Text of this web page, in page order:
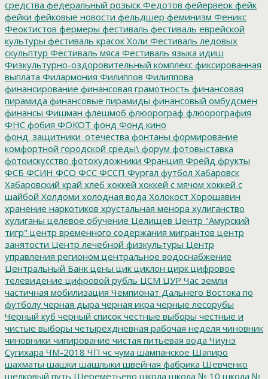
средства федеральный розыск Федотов фейерверк фейк
фейки фейковые новости фельдшер феминизм Феникс
Феоктистов фермеры фестиваль фестиваль еврейской
культуры фестиваль красок Холи Фестиваль ледовых
скульптур Фестиваль мяса Фестиваль языка идиш
Физкультурно-оздоровительный комплекс фиксированная
выплата Филармония Филиппов Филиппова
финансирование финансовая грамотность финансовая
пирамида финансовые пирамиды финансовый омбудсмен
финансы Фишман флешмоб флюорограф флюорография
ФНС фобия ФОКОТ фонд Фонд кино
фонд_защитники_отечества фонтаны формирование
комфортной городской среды\ форум фотовыставка
фотоискусство фотохудожники Франция Фрейд фрукты
ФСБ ФСИН ФСО ФСС ФССП Фургал футбол Хабаровск
Хабаровский край хлеб хоккей хоккей с мячом хоккей с
шайбой Холдоми холодная вода Холокост Хорошавин
хранение наркотиков хрустальная менора хулиганство
хулиганы целевое обучение Целищев Центр "Амурский
тигр" центр временного содержания мигрантов центр
занятости Центр лечебной физкультуры Центр
управления регионом центральное водоснабжение
Центральный Банк цены цик циклон цирк цифровое
телевидение цифровой рубль ЦСМ ЦУР Час земли
частичная мобилизация Чемпионат Дальнего Востока по
футболу черная дыра черная икра черные лесорубы
Черный куб черный список честные выборы честные и
чистые выборы четырехдневная рабочая неделя чиновник
чиновники чипирование чистая питьевая вода Чиунэ
Сугихара ЧМ-2018 ЧП чс чума шампанское Шапиро
шахматы шашки шашлыки швейная фабрика Шевченко
шелковый путь Шереметьево школа школа № 10 школа №